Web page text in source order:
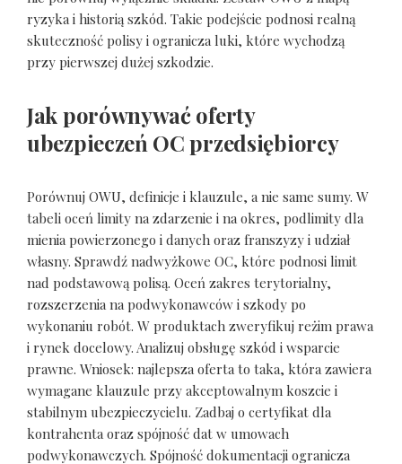
ryzyka i historią szkód. Takie podejście podnosi realną
skuteczność polisy i ogranicza luki, które wychodzą
przy pierwszej dużej szkodzie.
Jak porównywać oferty
ubezpieczeń OC przedsiębiorcy
Porównuj OWU, definicje i klauzule, a nie same sumy. W
tabeli oceń limity na zdarzenie i na okres, podlimity dla
mienia powierzonego i danych oraz franszyzy i udział
własny. Sprawdź nadwyżkowe OC, które podnosi limit
nad podstawową polisą. Oceń zakres terytorialny,
rozszerzenia na podwykonawców i szkody po
wykonaniu robót. W produktach zweryfikuj reżim prawa
i rynek docelowy. Analizuj obsługę szkód i wsparcie
prawne. Wniosek: najlepsza oferta to taka, która zawiera
wymagane klauzule przy akceptowalnym koszcie i
stabilnym ubezpieczycielu. Zadbaj o certyfikat dla
kontrahenta oraz spójność dat w umowach
podwykonawczych. Spójność dokumentacji ogranicza